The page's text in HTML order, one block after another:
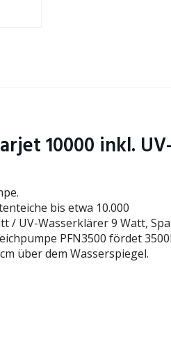
10000 inkl.
bis etwa 10.000
/ UV-Wasserklärer 9 Watt,
PFN3500 fördet
über dem Wasserspiegel.